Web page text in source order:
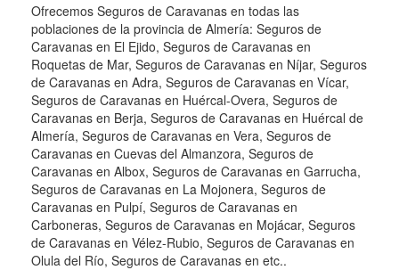
Ofrecemos Seguros de Caravanas en todas las
poblaciones de la provincia de Almería: Seguros de
Caravanas en El Ejido, Seguros de Caravanas en
Roquetas de Mar, Seguros de Caravanas en Níjar, Seguros
de Caravanas en Adra, Seguros de Caravanas en Vícar,
Seguros de Caravanas en Huércal-Overa, Seguros de
Caravanas en Berja, Seguros de Caravanas en Huércal de
Almería, Seguros de Caravanas en Vera, Seguros de
Caravanas en Cuevas del Almanzora, Seguros de
Caravanas en Albox, Seguros de Caravanas en Garrucha,
Seguros de Caravanas en La Mojonera, Seguros de
Caravanas en Pulpí, Seguros de Caravanas en
Carboneras, Seguros de Caravanas en Mojácar, Seguros
de Caravanas en Vélez-Rubio, Seguros de Caravanas en
Olula del Río, Seguros de Caravanas en etc..